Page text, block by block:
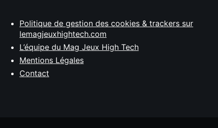
Politique de gestion des cookies & trackers sur
lemagjeuxhightech.com
L’équipe du Mag Jeux High Tech
Mentions Légales
Contact